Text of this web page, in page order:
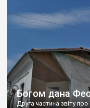
Богом дана
Друга частина звіту